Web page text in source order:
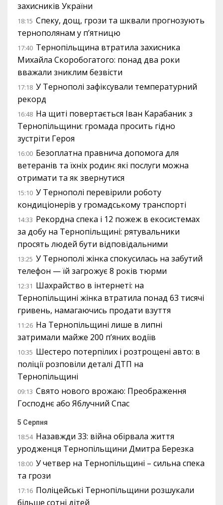
захисників України
18:15 Спеку, дощ, грози та шквали прогнозують
тернополянам у п’ятницю
17:40 Тернопільщина втратила захисника
Михайла Скоробогатого: понад два роки
вважали зниклим безвісти
17:18 У Тернополі зафіксували температурний
рекорд
16:48 На щиті повертається Іван Карабаник з
Тернопільщини: громада просить гідно
зустріти Героя
16:00 Безоплатна правнича допомога для
ветеранів та їхніх родин: які послуги можна
отримати та як звернутися
15:10 У Тернополі перевірили роботу
кондиціонерів у громадському транспорті
14:33 Рекордна спека і 12 пожеж в екосистемах
за добу на Тернопільщині: рятувальники
просять людей бути відповідальними
13:25 У Тернополі жінка спокусилась на забутий
телефон — їй загрожує 8 років тюрми
12:31 Шахрайство в інтернеті: на
Тернопільщині жінка втратила понад 63 тисячі
гривень, намагаючись продати взуття
11:26 На Тернопільщині лише в липні
затримали майже 200 п’яних водіїв
10:35 Шестеро потерпілих і розтрощені авто: в
поліції розповіли деталі ДТП на
Тернопільщині
09:13 Свято нового врожаю: Преображення
Господнє або Яблучний Спас
5 Серпня
18:54 Назавжди 33: війна обірвала життя
уродженця Тернопільщини Дмитра Березка
18:00 У четвер на Тернопільщині – сильна спека
та грози
17:16 Поліцейські Тернопільщини розшукали
більше сотні дітей